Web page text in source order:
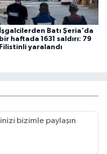
İşgalcilerden Batı Şeria'da
bir haftada 1631 saldırı: 79
Filistinli yaralandı